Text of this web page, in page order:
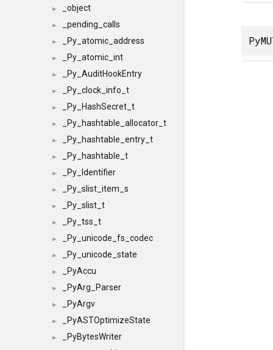
► _object
► _pending_calls
► _Py_atomic_address
► _Py_atomic_int
► _Py_AuditHookEntry
► _Py_clock_info_t
► _Py_HashSecret_t
► _Py_hashtable_allocator_t
► _Py_hashtable_entry_t
► _Py_hashtable_t
► _Py_Identifier
► _Py_slist_item_s
► _Py_slist_t
► _Py_tss_t
► _Py_unicode_fs_codec
► _Py_unicode_state
► _PyAccu
► _PyArg_Parser
► _PyArgv
► _PyASTOptimizeState
►
_PyBytesWriter